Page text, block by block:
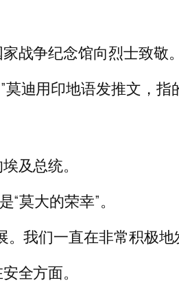
战争纪念馆向烈士致敬。
迪用印地语发推文，指
及总统。
莫大的荣幸”。
我们一直在非常积极地
全方面。